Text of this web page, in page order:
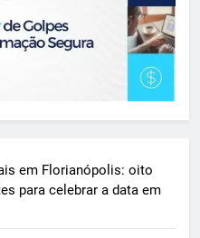
em Florianópolis: oito
para celebrar a data em